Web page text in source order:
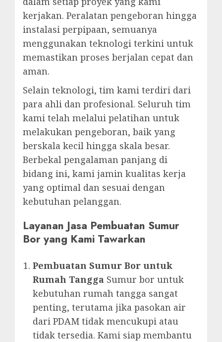
kerjakan. Peralatan pengeboran hingga
instalasi perpipaan, semuanya
menggunakan teknologi terkini untuk
memastikan proses berjalan cepat dan
aman.
Selain teknologi, tim kami terdiri dari
para ahli dan profesional. Seluruh tim
kami telah melalui pelatihan untuk
melakukan pengeboran, baik yang
berskala kecil hingga skala besar.
Berbekal pengalaman panjang di
bidang ini, kami jamin kualitas kerja
yang optimal dan sesuai dengan
kebutuhan pelanggan.
Layanan Jasa Pembuatan Sumur
Bor yang Kami Tawarkan
Pembuatan Sumur Bor untuk
Rumah Tangga Sumur bor untuk
kebutuhan rumah tangga sangat
penting, terutama jika pasokan air
dari PDAM tidak mencukupi atau
tidak tersedia. Kami siap membantu